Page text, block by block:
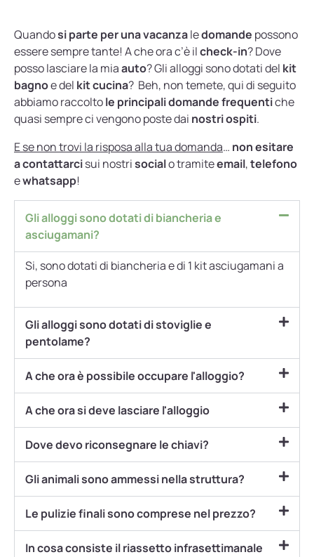
Quandosi parte per una vacanzaledomande possono
essere sempre tante! A che ora c’è ilcheck-in? Dove
posso lasciare la miaauto? Gli alloggi sono dotati del kit
bagnoe del kit cucina? Beh, non temete, qui di seguito
abbiamo raccoltole principali domande frequentiche
quasi sempre ci vengono poste dai nostri ospiti.
E se non trovi la risposa alla tua domanda… non esitare
a contattarcisui nostrisocialo tramiteemail,telefono
ewhatsapp!
Gli alloggi sono dotati di biancheria e
asciugamani?
Si, sono dotati di biancheria e di 1 kit asciugamani a
persona
Gli alloggi sono dotati di stoviglie e
pentolame?
A che ora è possibile occupare l'alloggio?
A che ora si deve lasciare l'alloggio
Dove devo riconsegnare le chiavi?
Gli animali sono ammessi nella struttura?
Le pulizie finali sono comprese nel prezzo?
In cosa consiste il riassetto infrasettimanale